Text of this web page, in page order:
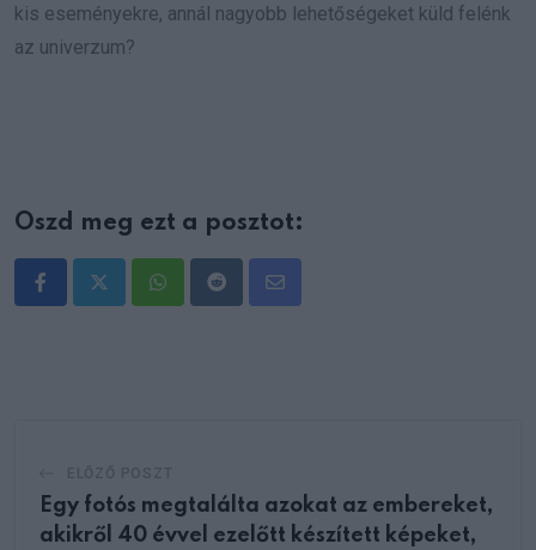
kis eseményekre, annál nagyobb lehetőségeket küld felénk
az univerzum?
Oszd meg ezt a posztot:
WhatsappRedditShare
Egy fotós megtalálta azokat az embereket,
akikről 40 évvel ezelőtt készített képeket,